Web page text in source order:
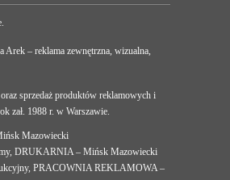
Arek – reklama zewnętrzna, wizualna,
sprzedaż produktów reklamowych i
zał. 1988 r. w Warszawie.
Mazowiecki
DRUKARNIA – Mińsk Mazowiecki
PRACOWNIA REKLAMOWA –